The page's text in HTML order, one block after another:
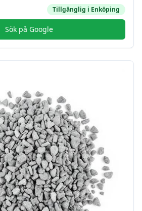
Tillgänglig i Enköping
Sök på Google